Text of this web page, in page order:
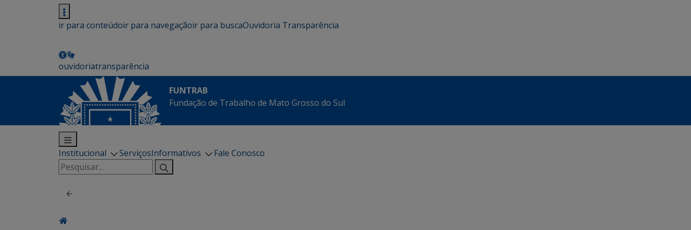
ir para conteúdoir para navegaçãoir para buscaOuvidoria Transparência
ouvidoriatransparência
FUNTRAB
Fundação de Trabalho de Mato Grosso do Sul
Institucional ServiçosInformativos
Fale Conosco
Pesquisar
por: